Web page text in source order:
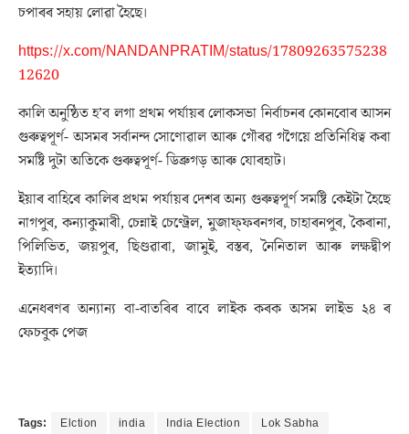
চপাৰৰ সহায় লোৱা হৈছে।
https://x.com/NANDANPRATIM/status/17809263575238
12620
কালি অনুষ্ঠিত হ’ব লগা প্ৰথম পৰ্যায়ৰ লোকসভা নিৰ্বাচনৰ কোনবোৰ আসন
গুৰুত্বপূৰ্ণ- অসমৰ সৰ্বানন্দ সোণোৱাল আৰু গৌৰৱ গগৈয়ে প্ৰতিনিধিত্ব কৰা
সমষ্টি দুটা অতিকে গুৰুত্বপূৰ্ণ- ডিব্ৰুগড় আৰু যোৰহাট।
ইয়াৰ বাহিৰে কালিৰ প্ৰথম পৰ্যায়ৰ দেশৰ অন্য গুৰুত্বপূৰ্ণ সমষ্টি কেইটা হৈছে
নাগপুৰ, কন্যাকুমাৰী, চেন্নাই চেণ্ট্ৰেল, মুজাফ্ফৰনগৰ, চাহাৰনপুৰ, কৈৰানা,
পিলিভিত, জয়পুৰ, ছিণ্ডৱাৰা, জামুই, বস্তৰ, নৈনিতাল আৰু লক্ষদ্বীপ
ইত্যাদি।
এনেধৰণৰ অন্যান্য বা-বাতৰিৰ বাবে লাইক কৰক অসম লাইভ ২৪ ৰ
ফেচবুক পেজ
Tags: Elction india India Election
Lok Sabha